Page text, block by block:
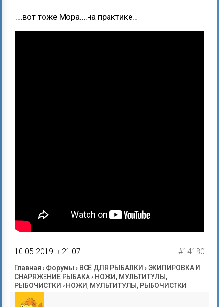
….вот тоже Мора….на практике…
10.05.2019 в 21:07 #14180
Главная › Форумы › ВСЁ ДЛЯ РЫБАЛКИ › ЭКИПИРОВКА И
СНАРЯЖЕНИЕ РЫБАКА› НОЖИ, МУЛЬТИТУЛЫ,
РЫБОЧИСТКИ › НОЖИ, МУЛЬТИТУЛЫ, РЫБОЧИСТКИ